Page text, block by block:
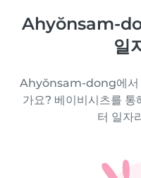
Ahyŏnsam-
일
Ahyŏnsam-dong에서
가요? 베이비시츠를 통
터 일자